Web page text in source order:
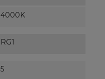
4000K
RG1
5